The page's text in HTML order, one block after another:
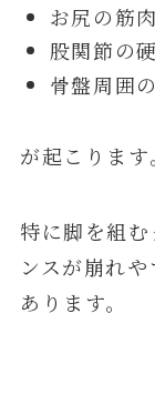
お尻の筋
股関節の
骨盤周囲
が起こります
特に脚を組
ンスが崩れ
あります。